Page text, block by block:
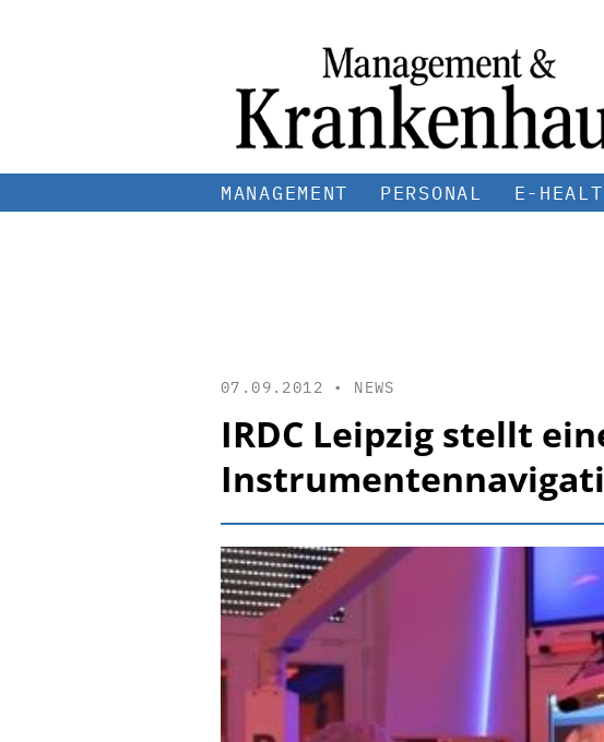
MANAGEMENT PERSONAL E-
07.09.2012 • NEWS
IRDC Leipzig stellt